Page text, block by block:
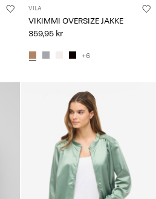
VILA
VIKIMMI OVERSIZE JAKKE
359,95 kr
+6